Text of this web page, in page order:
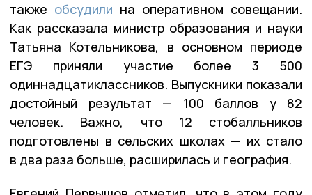
также обсудили на оперативном совещании.
Как рассказала министр образования и науки
Татьяна Котельникова, в основном периоде
ЕГЭ приняли участие более 3 500
одиннадцатиклассников. Выпускники показали
достойный результат — 100 баллов у 82
человек. Важно, что 12 стобалльников
подготовлены в сельских школах — их стало
в два раза больше, расширилась и география.